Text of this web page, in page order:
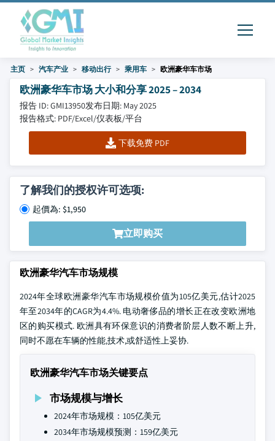
主页 汽车产业 移动出行 乘用车 欧洲豪华车市场
欧洲豪华车市场 大小和分享 2025 – 2034
报告 ID: GMI13950发布日期: May 2025
报告格式: PDF/Excel/仪表板/平台
下载免费 PDF
了解我们的授权许可选项:
起價為: $1,950
立即购买
欧洲豪华汽车市场规模
2024年全球欧洲豪华汽车市场规模价值为105亿美元,估计2025
年至2034年的CAGR为4.4%. 电动奢侈品的增长正在改变欧洲地
区的购买模式. 欧洲具有环保意识的消费者阶层人数不断上升,
同时不愿在车辆的性能,技术,或舒适性上妥协.
欧洲豪华汽车市场关键要点
市场规模与增长
2024年市场规模：105亿美元
2034年市场规模预测：159亿美元